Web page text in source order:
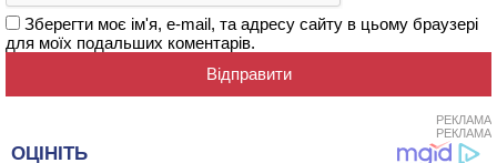
Зберегти моє ім'я, e-mail, та адресу сайту в цьому браузері
для моїх подальших коментарів.
РЕКЛАМА
РЕКЛАМА